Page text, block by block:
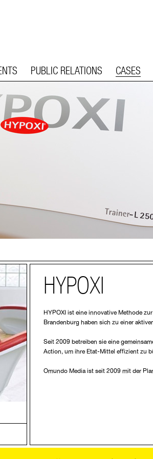
PUBLIC RELATIONS CASES
HYPOXI
HYPOXI ist eine innovative Methode
Brandenburg haben sich zu einer
Seit 2009 betreiben sie eine
Action, um ihre Etat-Mittel effizient zu
Omundo Media ist seit 2009 mit der